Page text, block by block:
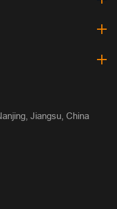
Jiangsu, China